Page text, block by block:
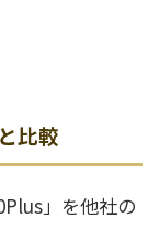
比較
」を他社の